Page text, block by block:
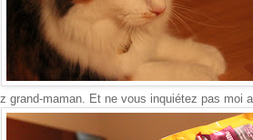
grand-maman. Et ne vous inquiétez pas moi